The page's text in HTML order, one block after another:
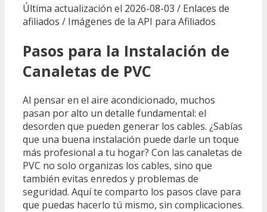
Última actualización el 2026-08-03 / Enlaces de
afiliados / Imágenes de la API para Afiliados
Pasos para la Instalación de
Canaletas de PVC
Al pensar en el aire acondicionado, muchos
pasan por alto un detalle fundamental: el
desorden que pueden generar los cables. ¿Sabías
que una buena instalación puede darle un toque
más profesional a tu hogar? Con las canaletas de
PVC no solo organizas los cables, sino que
también evitas enredos y problemas de
seguridad. Aquí te comparto los pasos clave para
que puedas hacerlo tú mismo, sin complicaciones.